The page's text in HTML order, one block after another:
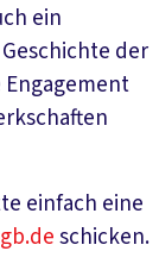
ein
der
einfach eine
schicken.